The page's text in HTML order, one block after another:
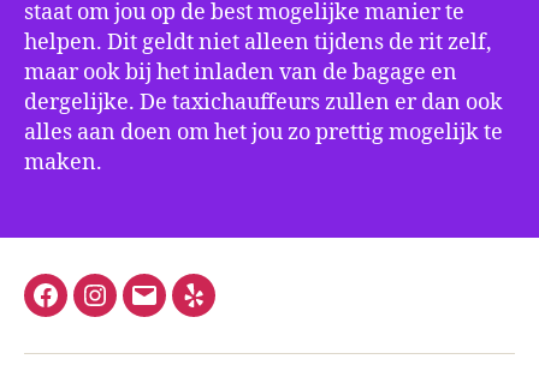
staat om jou op de best mogelijke manier te
helpen. Dit geldt niet alleen tijdens de rit zelf,
maar ook bij het inladen van de bagage en
dergelijke. De taxichauffeurs zullen er dan ook
alles aan doen om het jou zo prettig mogelijk te
maken.
FacebookInstagram
E-
Yelp